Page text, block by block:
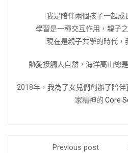
我是陪伴兩個孩子一起成
學習是一種交互作用，親子
現在是親子共學的時代，
熱愛接觸大自然，海洋高山總
2018年，我為了女兒們創辦了陪
家精神的 Core
Previous post